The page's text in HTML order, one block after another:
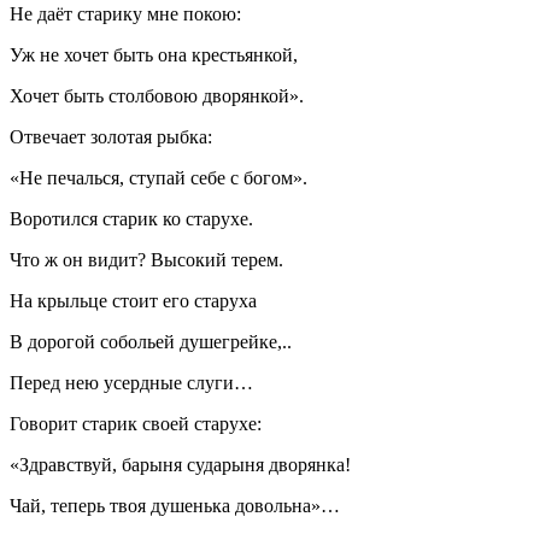
Не даёт старику мне покою:
Уж не хочет быть она крестьянкой,
Хочет быть столбовою дворянкой».
Отвечает золотая рыбка:
«Не печалься, ступай себе с богом».
Воротился старик ко старухе.
Что ж он видит? Высокий терем.
На крыльце стоит его старуха
В дорогой собольей душегрейке,..
Перед нею усердные слуги…
Говорит старик своей старухе:
«Здравствуй, барыня сударыня дворянка!
Чай, теперь твоя душенька довольна»…